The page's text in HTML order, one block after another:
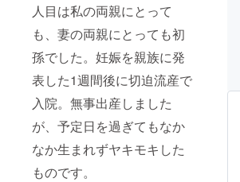
人目は私の両親にとって
も、妻の両親にとっても初
孫でした。妊娠を親族に発
表した1週間後に切迫流産で
入院。無事出産しました
が、予定日を過ぎてもなか
なか生まれずヤキモキした
ものです。